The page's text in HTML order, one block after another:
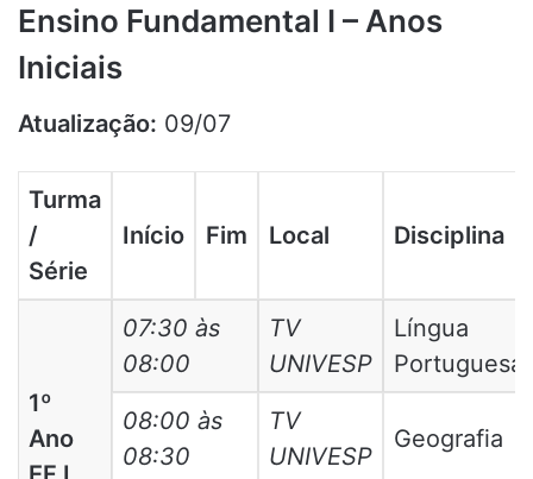
Ensino Fundamental I – Anos
Iniciais
Atualização: 09/07
Turma
/
Série
Início Fim Local Disciplina
1º
Ano
07:30 às
08:00
TV
UNIVESP
Língua
Portuguesa
08:00 às
08:30
TV
UNIVESP
Geografia